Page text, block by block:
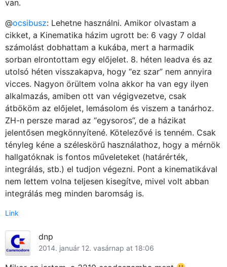
van.
@ocsibusz: Lehetne használni. Amikor olvastam a
cikket, a Kinematika házim ugrott be: 6 vagy 7 oldal
számolást dobhattam a kukába, mert a harmadik
sorban elrontottam egy előjelet. 8. héten leadva és az
utolsó héten visszakapva, hogy “ez szar” nem annyira
vicces. Nagyon örültem volna akkor ha van egy ilyen
alkalmazás, amiben ott van végigvezetve, csak
átbököm az előjelet, lemásolom és viszem a tanárhoz.
ZH-n persze marad az “egysoros”, de a házikat
jelentősen megkönnyítené. Kötelezővé is tenném. Csak
tényleg kéne a széleskörű használathoz, hogy a mérnök
hallgatóknak is fontos műveleteket (határérték,
integrálás, stb.) el tudjon végezni. Pont a kinematikával
nem lettem volna teljesen kisegítve, mivel volt abban
integrálás meg minden baromság is.
Link
dnp
2014. január 12. vasárnap at 18:06